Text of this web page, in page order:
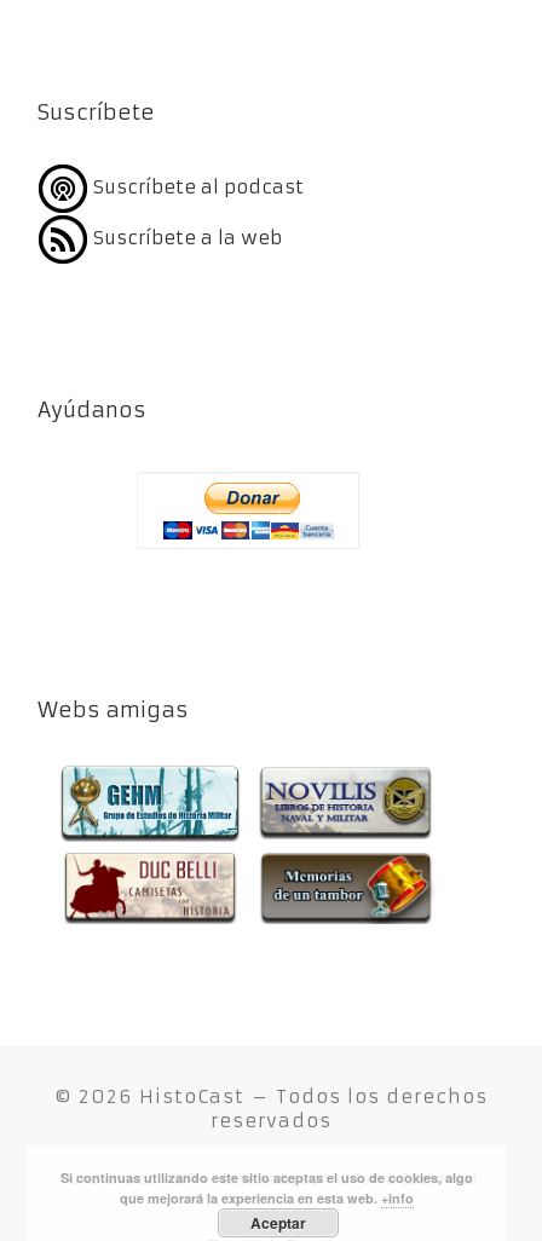
Suscríbete
Suscríbete al podcast
Suscríbete a la web
Ayúdanos
Webs amigas
© 2026 HistoCast – Todos los derechos
reservados
Funciona conWP– Diseñado con elTema Customizr
Si continuas utilizando este sitio aceptas el uso de cookies, algo
que mejorará la experiencia en esta web. +info
Aceptar